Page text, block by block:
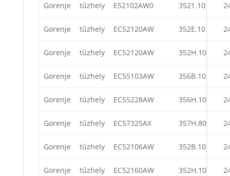
Gorenje tűzhely E52102AW0 3521.10
Gorenje tűzhely EC52120AW 352E.10
Gorenje tűzhely EC52120AW 352H.10
Gorenje tűzhely EC55103AW 356B.10
Gorenje tűzhely EC55228AW 356H.10
Gorenje tűzhely EC57325AX 357H.80
Gorenje tűzhely EC52106AW 352B.10
Gorenje tűzhely EC52160AW 352H.10